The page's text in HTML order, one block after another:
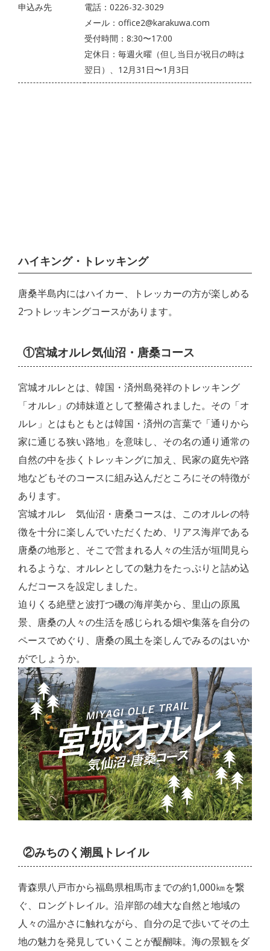
申込み先
電話： 0226-32-3029
メール： office2@karakuwa.com
受付時間：8:30〜17:00
定休日：毎週火曜（但し当日が祝日の時は
翌日）、12月31日〜1月3日
ハイキング・トレッキング
唐桑半島内にはハイカー、トレッカーの方が楽しめる
2つトレッキングコースがあります。
①宮城オルレ気仙沼・唐桑コース
宮城オルレとは、韓国・済州島発祥のトレッキング
「オルレ」の姉妹道として整備されました。その「オ
ルレ」とはもともとは韓国・済州の言葉で「通りから
家に通じる狭い路地」を意味し、その名の通り通常の
自然の中を歩くトレッキングに加え、民家の庭先や路
地などもそのコースに組み込んだところにその特徴が
あります。
宮城オルレ 気仙沼・唐桑コースは、このオルレの特
徴を十分に楽しんでいただくため、リアス海岸である
唐桑の地形と、そこで営まれる人々の生活が垣間見ら
れるような、オルレとしての魅力をたっぷりと詰め込
んだコースを設定しました。
迫りくる絶壁と波打つ磯の海岸美から、里山の原風
景、唐桑の人々の生活を感じられる畑や集落を自分の
ペースでめぐり、唐桑の風土を楽しんでみるのはいか
がでしょうか。
②みちのく潮風トレイル
青森県八戸市から福島県相馬市までの約1,000㎞を繋
ぐ、ロングトレイル。沿岸部の雄大な自然と地域の
人々の温かさに触れながら、自分の足で歩いてその土
地の魅力を発見していくことが醍醐味。海の景観をダ